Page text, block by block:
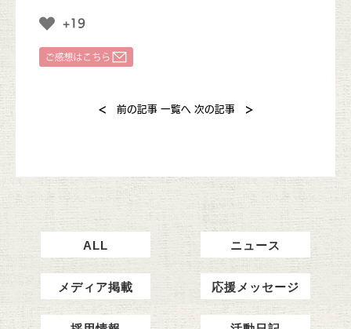
+19
< 前の記事 一覧へ 次の記事 >
ALL ニュース
メディア掲載 応援メッセージ